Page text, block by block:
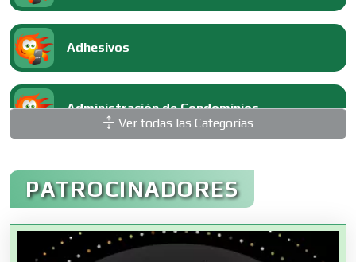
Adhesivos
Administración de Condominios
Administración de Empresas
Agencias Aduanales
Ver todas las Categorías
PATROCINADORES